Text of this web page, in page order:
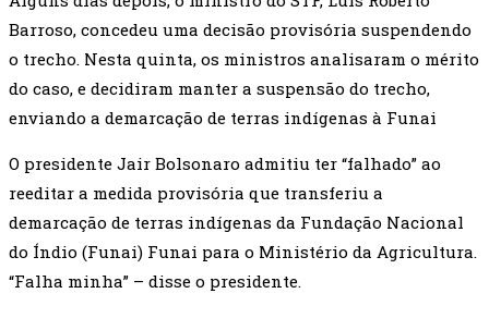
Barroso, concedeu uma decisão provisória suspendendo
o trecho. Nesta quinta, os ministros analisaram o mérito
do caso, e decidiram manter a suspensão do trecho,
enviando a demarcação de terras indígenas à Funai
O presidente Jair Bolsonaro admitiu ter “falhado” ao
reeditar a medida provisória que transferiu a
demarcação de terras indígenas da Fundação Nacional
do Índio (Funai) Funai para o Ministério da Agricultura.
“Falha minha” – disse o presidente.